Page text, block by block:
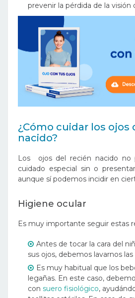
prevenir la pérdida de la visión
¿Cómo cuidar los ojos
nacido?
Los ojos del recién nacido no
cuidado especial sin o
aunque sí podemos incidir en
Higiene ocular
Es muy importante seguir estas
Antes de tocar la cara del
sus ojos, debemos lavarnos
Es muy habitual que los
legañas. En este caso,
con suero fisiológico,